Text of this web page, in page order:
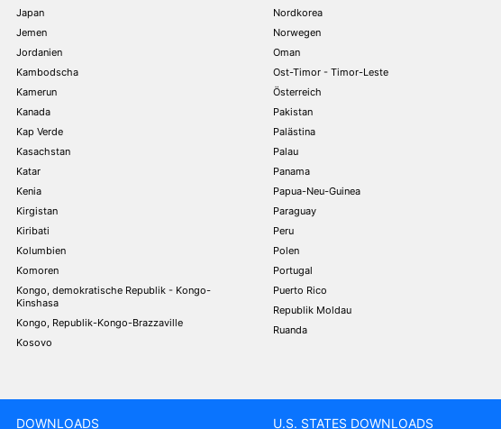
Japan
Jemen
Jordanien
Kambodscha
Kamerun
Kanada
Kap Verde
Kasachstan
Katar
Kenia
Kirgistan
Kiribati
Kolumbien
Komoren
Kongo, demokratische Republik - Kongo-
Kinshasa
Kongo, Republik-Kongo-Brazzaville
Kosovo
Nordkorea
Norwegen
Oman
Ost-Timor - Timor-Leste
Österreich
Pakistan
Palästina
Palau
Panama
Papua-Neu-Guinea
Paraguay
Peru
Polen
Portugal
Puerto Rico
Republik Moldau
Ruanda
DOWNLOADS U.S. STATES DOWNLOADS